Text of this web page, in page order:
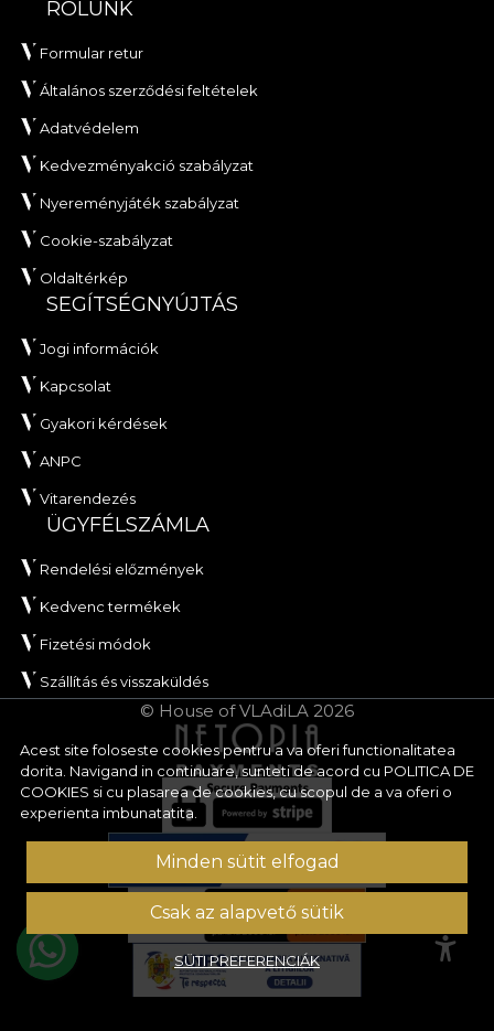
Acest site foloseste cookies pentru a va oferi functionalitatea
dorita. Navigand in continuare, sunteti de acord cu POLITICA DE
COOKIES si cu plasarea de cookies, cu scopul de a va oferi o
experienta imbunatatita.
Minden sütit elfogad
Csak az alapvető sütik
SÜTI PREFERENCIÁK
RÓLUNK
Formular retur
Általános szerződési feltételek
Adatvédelem
Kedvezményakció szabályzat
Nyereményjáték szabályzat
Cookie-szabályzat
Oldaltérkép
SEGÍTSÉGNYÚJTÁS
Jogi információk
Kapcsolat
Gyakori kérdések
ANPC
Vitarendezés
ÜGYFÉLSZÁMLA
Rendelési előzmények
Kedvenc termékek
Fizetési módok
Szállítás és visszaküldés
© House of VLAdiLA 2026